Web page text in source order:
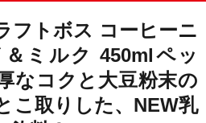
フトボス コーヒーニ
ミルク 450mlペッ
なコクと大豆粉末の
こ取りした、NEW乳